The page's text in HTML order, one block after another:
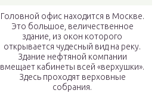
Головной офис находится в Москве.
Это большое, величественное
здание, из окон которого
открывается чудесный вид на реку.
Здание нефтяной компании
вмещает кабинеты всей «верхушки».
Здесь проходят верховные
собрания.